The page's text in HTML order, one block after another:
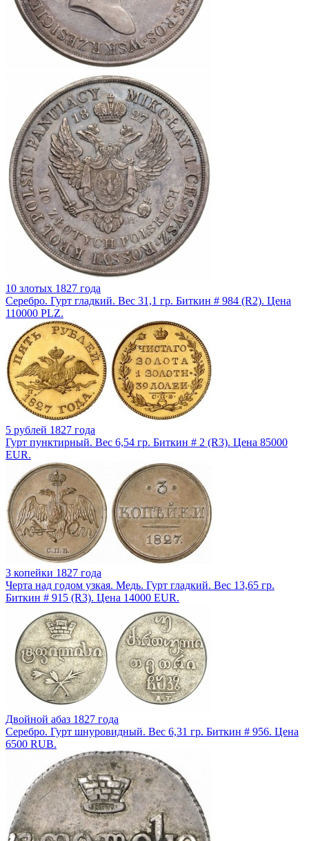
10 злотых 1827 года
Серебро. Гурт гладкий. Вес 31,1 гр. Биткин # 984 (R2). Цена
110000 PLZ.
5 рублей 1827 года
Гурт пунктирный. Вес 6,54 гр. Биткин # 2 (R3). Цена 85000
EUR.
3 копейки 1827 года
Черта над годом узкая. Медь. Гурт гладкий. Вес 13,65 гр.
Биткин # 915 (R3). Цена 14000 EUR.
Двойной абаз 1827 года
Серебро. Гурт шнуровидный. Вес 6,31 гр. Биткин # 956. Цена
6500 RUB.